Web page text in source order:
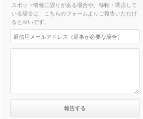
スポット情報に誤りがある場合や、移転・閉店して
いる場合は、こちらのフォームよりご報告いただけ
ると幸いです。